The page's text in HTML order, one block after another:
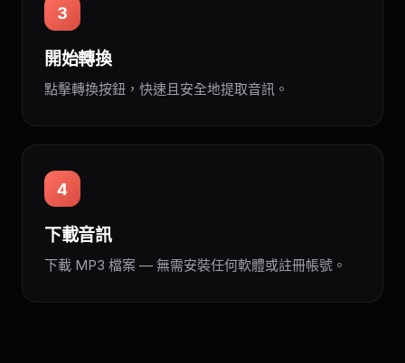
3
開始轉換
點擊轉換按鈕，快速且安全地提取音訊。
4
下載音訊
下載 MP3 檔案 — 無需安裝任何軟體或註冊帳號。